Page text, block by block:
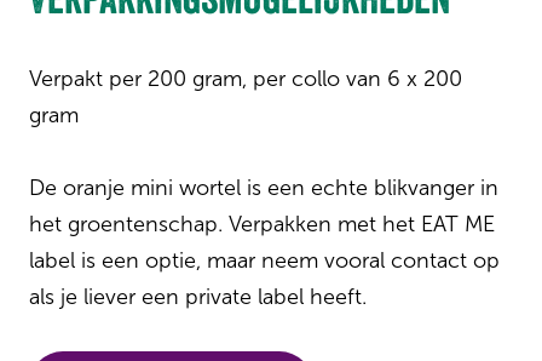
Verpakt per 200 gram, per collo van 6 x 200
gram
De oranje mini wortel is een echte blikvanger in
het groentenschap. Verpakken met het EAT ME
label is een optie, maar neem vooral contact op
als je liever een private label heeft.